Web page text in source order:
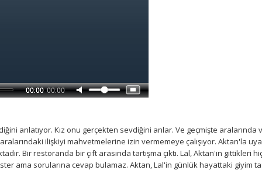
anlatıyor. Kız onu gerçekten sevdiğini anlar. Ve geçmişte aralarında
aralarındaki ilişkiyi mahvetmelerine izin vermemeye çalışıyor. Aktan'la
Bir restoranda bir çift arasında tartışma çıktı. Lal, Aktan'ın gittikleri
ama sorularına cevap bulamaz. Aktan, Lal'in günlük hayattaki giyim